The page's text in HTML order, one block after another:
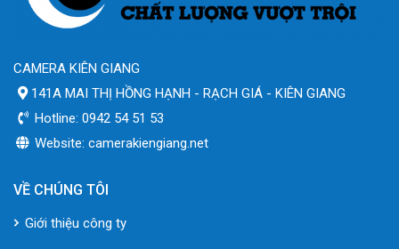
CAMERA KIÊN GIANG
141A MAI THỊ HỒNG HẠNH - RẠCH GIÁ - KIÊN GIANG
Hotline: 0942 54 51 53
Website: camerakiengiang.net
VỀ CHÚNG TÔI
Giới thiệu công ty